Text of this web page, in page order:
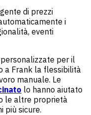
di prezzi
i
eventi
per il
a Frank la flessibilità
manuale. Le
lo hanno aiutato
le altre proprietà
più sicure.